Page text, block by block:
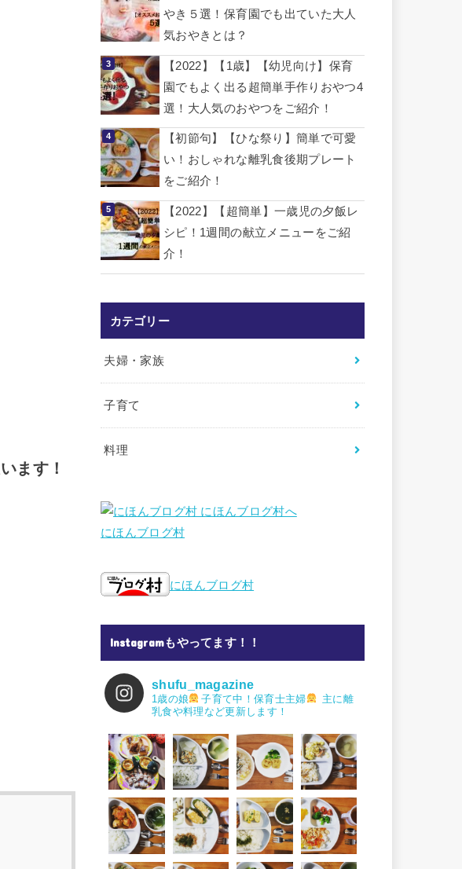
ます！
やき５選！保育園でも出ていた大人
気おやきとは？
【2022】【1歳】【幼児向け】保育
園でもよく出る超簡単手作りおやつ4
選！大人気のおやつをご紹介！
【初節句】【ひな祭り】簡単で可愛
い！おしゃれな離乳食後期プレート
をご紹介！
【2022】【超簡単】一歳児の夕飯レ
シピ！1週間の献立メニューをご紹
介！
カテゴリー
夫婦・家族
子育て
料理
にほんブログ村
にほんブログ村
Instagramもやってます！！
shufu_magazine
1歳の娘 子育て中！保育士主婦
主に離
乳食や料理など更新します！